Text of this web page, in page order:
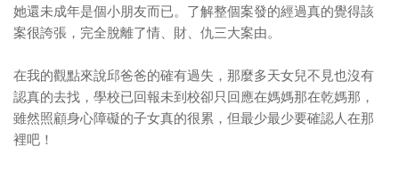
她還未成年是個小朋友而已。了解整個案發的經過真的覺得該
案很誇張，完全脫離了情、財、仇三大案由。
在我的觀點來說邱爸爸的確有過失，那麼多天女兒不見也沒有
認真的去找，學校已回報未到校卻只回應在媽媽那在乾媽那，
雖然照顧身心障礙的子女真的很累，但最少最少要確認人在那
裡吧！